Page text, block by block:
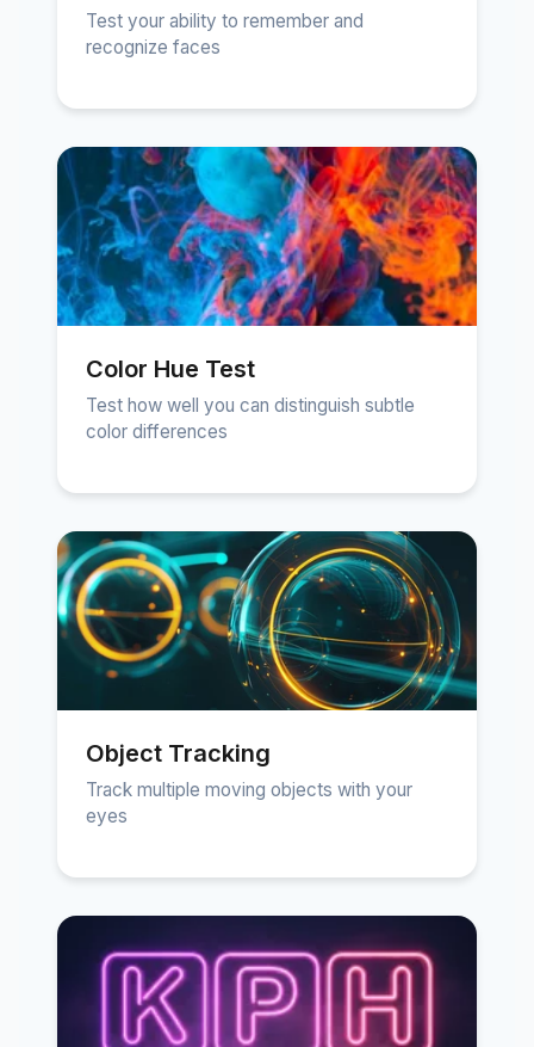
Test your ability to remember and
recognize faces
Color Hue Test
Test how well you can distinguish subtle
color differences
Object Tracking
Track multiple moving objects with your
eyes